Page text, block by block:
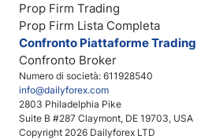
Numero di società: 611928540
info@dailyforex.com
2803 Philadelphia Pike
Suite B #287 Claymont, DE 19703, USA
Copyright 2026 Dailyforex LTD
Prop Firm Trading
Prop Firm Lista Completa
Confronto Piattaforme Trading
Confronto Broker